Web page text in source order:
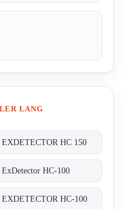
LANG
EXDETECTOR HC 150
ExDetector HC-100
EXDETECTOR HC-100